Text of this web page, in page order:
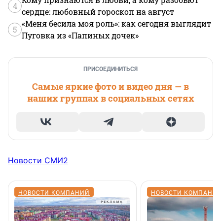
4
сердце: любовный гороскоп на август
5
«Меня бесила моя роль»: как сегодня выглядит
Пуговка из «Папиных дочек»
ПРИСОЕДИНИТЬСЯ
Самые яркие фото и видео дня — в
наших группах в социальных сетях
Новости СМИ2
НОВОСТИ КОМПАНИЙ НОВОСТИ